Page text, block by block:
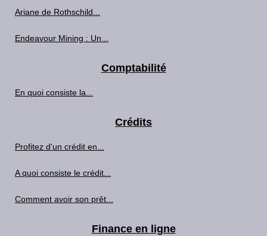
Ariane de Rothschild...
Endeavour Mining : Un...
Comptabilité
En quoi consiste la...
Crédits
Profitez d'un crédit en...
A quoi consiste le crédit...
Comment avoir son prêt...
Finance en ligne